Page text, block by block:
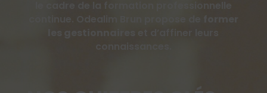
continue. Odealim Brun propose de
les gestionnaires